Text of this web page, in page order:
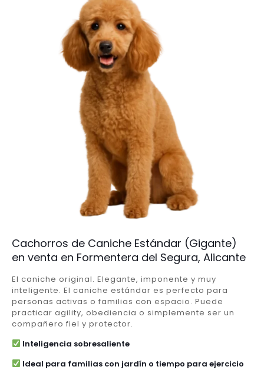
Cachorros de Caniche Estándar (Gigante)
en venta en Formentera del Segura, Alicante
El caniche original. Elegante, imponente y muy
inteligente. El caniche estándar es perfecto para
personas activas o familias con espacio. Puede
practicar agility, obediencia o simplemente ser un
compañero fiel y protector.
Inteligencia sobresaliente
Ideal para familias con jardín o tiempo para ejercicio